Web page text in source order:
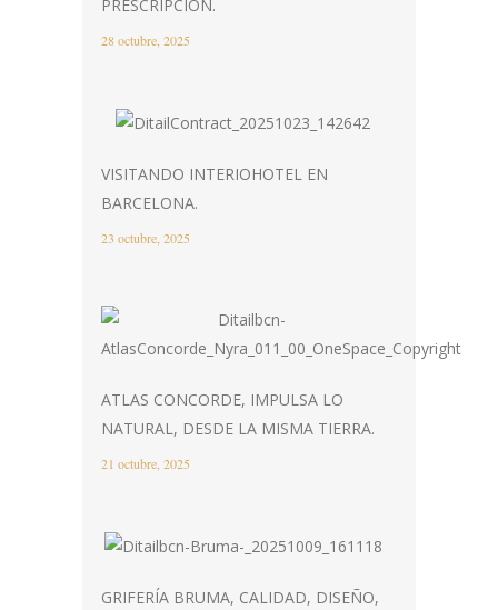
PRESCRIPCIÓN.
28 octubre, 2025
VISITANDO INTERIOHOTEL EN
BARCELONA.
23 octubre, 2025
ATLAS CONCORDE, IMPULSA LO
NATURAL, DESDE LA MISMA TIERRA.
21 octubre, 2025
GRIFERÍA BRUMA, CALIDAD, DISEÑO,